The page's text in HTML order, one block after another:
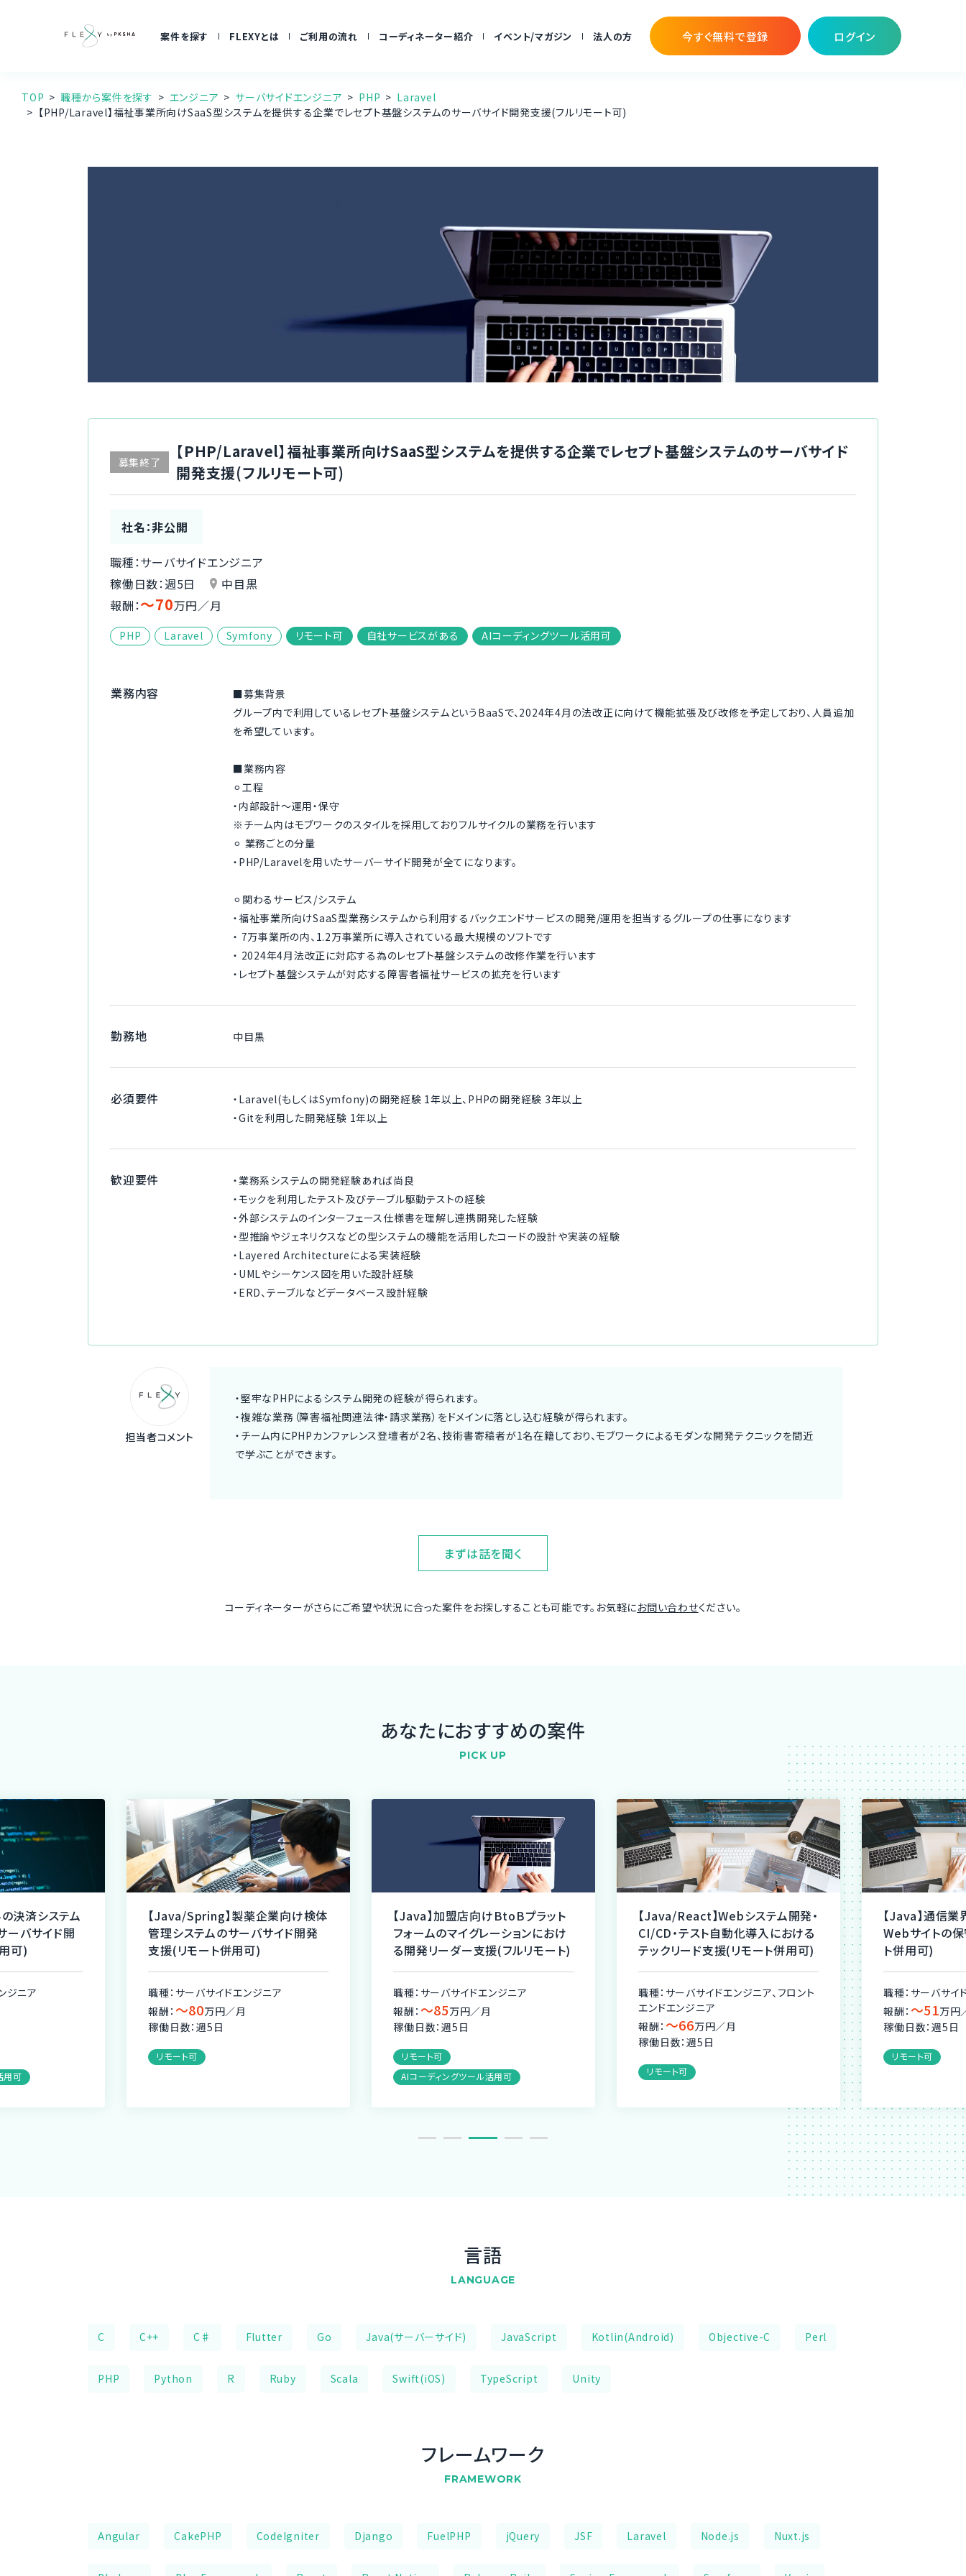
案件を探す FLEXYとは ご利用の流れ コーディネーター紹介 イベント/マガジン 法人の方 今すぐ無料で登録 ログイン
TOP 職種から案件を探す エンジニア サーバサイドエンジニア PHP
Laravel
【PHP/Laravel】福祉事業所向けSaaS型システムを提供する企業でレセプト基盤システムのサーバサイド開発支援(フルリモート可)
募集終了
【PHP/Laravel】福祉事業所向けSaaS型システムを提供する企業でレセプト基盤システムのサーバサイド
開発支援(フルリモート可)
社名：非公開
職種：サーバサイドエンジニア
稼働日数：週5日
中目黒
報酬：〜70万円／月
PHP Laravel Symfony リモート可 自社サービスがある AIコーディングツール活用可
業務内容
■募集背景
グループ内で利用しているレセプト基盤システムというBaaSで、2024年4月の法改正に向けて機能拡張及び改修を予定しており、人員追加
を希望しています。
■業務内容
⚪︎工程
・内部設計〜運用・保守
※チーム内はモブワークのスタイルを採用しておりフルサイクルの業務を行います
⚪︎ 業務ごとの分量
・PHP/Laravelを用いたサーバーサイド開発が全てになります。
⚪︎関わるサービス/システム
・福祉事業所向けSaaS型業務システムから利用するバックエンドサービスの開発/運用を担当するグループの仕事になります
・ 7万事業所の内、1.2万事業所に導入されている最大規模のソフトです
・ 2024年4月法改正に対応する為のレセプト基盤システムの改修作業を行います
・レセプト基盤システムが対応する障害者福祉サービスの拡充を行います
勤務地 中目黒
必須要件
・Laravel(もしくはSymfony)の開発経験 1年以上、PHPの開発経験 3年以上
・Gitを利用した開発経験 1年以上
歓迎要件
・業務系システムの開発経験あれば尚良
・モックを利用したテスト及びテーブル駆動テストの経験
・外部システムのインターフェース仕様書を理解し連携開発した経験
・型推論やジェネリクスなどの型システムの機能を活用したコードの設計や実装の経験
・Layered Architectureによる実装経験
・UMLやシーケンス図を用いた設計経験
・ERD、テーブルなどデータベース設計経験
担当者コメント
・堅牢なPHPによるシステム開発の経験が得られます。
・複雑な業務（障害福祉関連法律・請求業務）をドメインに落とし込む経験が得られます。
・チーム内にPHPカンファレンス登壇者が2名、技術書寄稿者が1名在籍しており、モブワークによるモダンな開発テクニックを間近
で学ぶことができます。
まずは話を聞く
コーディネーターがさらにご希望や状況に合った案件をお探しすることも可能です。お気軽にお問い合わせください。
あなたにおすすめの案件
PICK UP
決済システム
ーバサイド開
可)
ジニア
用可
【Java/Spring】製薬企業向け検体
管理システムのサーバサイド開発
支援(リモート併用可)
職種：サーバサイドエンジニア
報酬： 〜80万円／月
稼働日数：週5日
リモート可
【Java】加盟店向けBtoBプラット
フォームのマイグレーションにおけ
る開発リーダー支援(フルリモート)
職種：サーバサイドエンジニア
報酬： 〜85万円／月
稼働日数：週5日
リモート可
AIコーディングツール活用可
【Java/React】Webシステム開発・
CI/CD・テスト自動化導入における
テックリード支援(リモート併用可)
職種：サーバサイドエンジニア、フロント
エンドエンジニア
報酬： 〜66万円／月
稼働日数：週5日
リモート可
【Java】通信
Webサイトの
ト併用可)
職種：サーバサイ
報酬： 〜51万円
稼働日数：週5日
リモート可
言語
LANGUAGE
C C++ C♯ Flutter Go Java(サーバーサイド) JavaScript Kotlin(Android) Objective-C Perl
PHP Python R Ruby Scala Swift(iOS) TypeScript Unity
フレームワーク
FRAMEWORK
Angular CakePHP CodeIgniter Django FuelPHP jQuery JSF Laravel Node.js Nuxt.js